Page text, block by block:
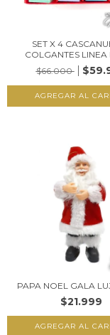
SET X 4
COLGANTES LINEA
$66.000
PAPA NOEL GALA
$21.999